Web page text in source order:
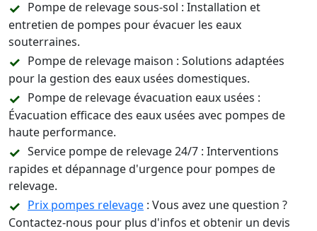
Pompe de relevage sous-sol : Installation et
entretien de pompes pour évacuer les eaux
souterraines.
Pompe de relevage maison : Solutions adaptées
pour la gestion des eaux usées domestiques.
Pompe de relevage évacuation eaux usées :
Évacuation efficace des eaux usées avec pompes de
haute performance.
Service pompe de relevage 24/7 : Interventions
rapides et dépannage d'urgence pour pompes de
relevage.
Prix pompes relevage : Vous avez une question ?
Contactez-nous pour plus d'infos et obtenir un devis